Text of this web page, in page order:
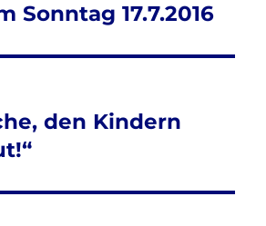
Sonntag 17.7.2016
den Kindern